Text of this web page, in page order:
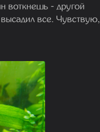
воткнешь - другой
все. Чувствую,